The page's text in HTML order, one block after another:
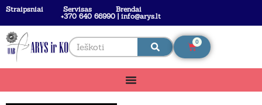
Straipsniai Servisas
Brendai
+370 640 66990 | info@arys.lt
0